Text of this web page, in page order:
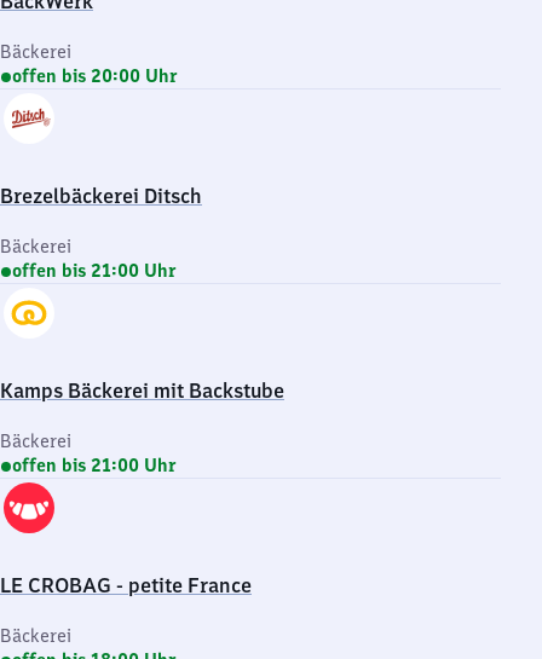
Bäckerei
offen bis 20:00 Uhr
Brezelbäckerei Ditsch
Bäckerei
offen bis 21:00 Uhr
Kamps Bäckerei mit Backstube
Bäckerei
offen bis 21:00 Uhr
LE CROBAG - petite France
Bäckerei